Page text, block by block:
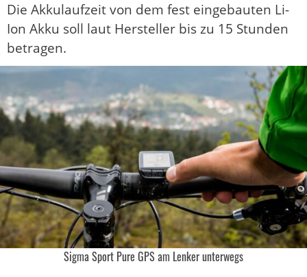
Die Akkulaufzeit von dem fest eingebauten Li-
Ion Akku soll laut Hersteller bis zu 15 Stunden
betragen.
Sigma Sport Pure GPS am Lenker unterwegs